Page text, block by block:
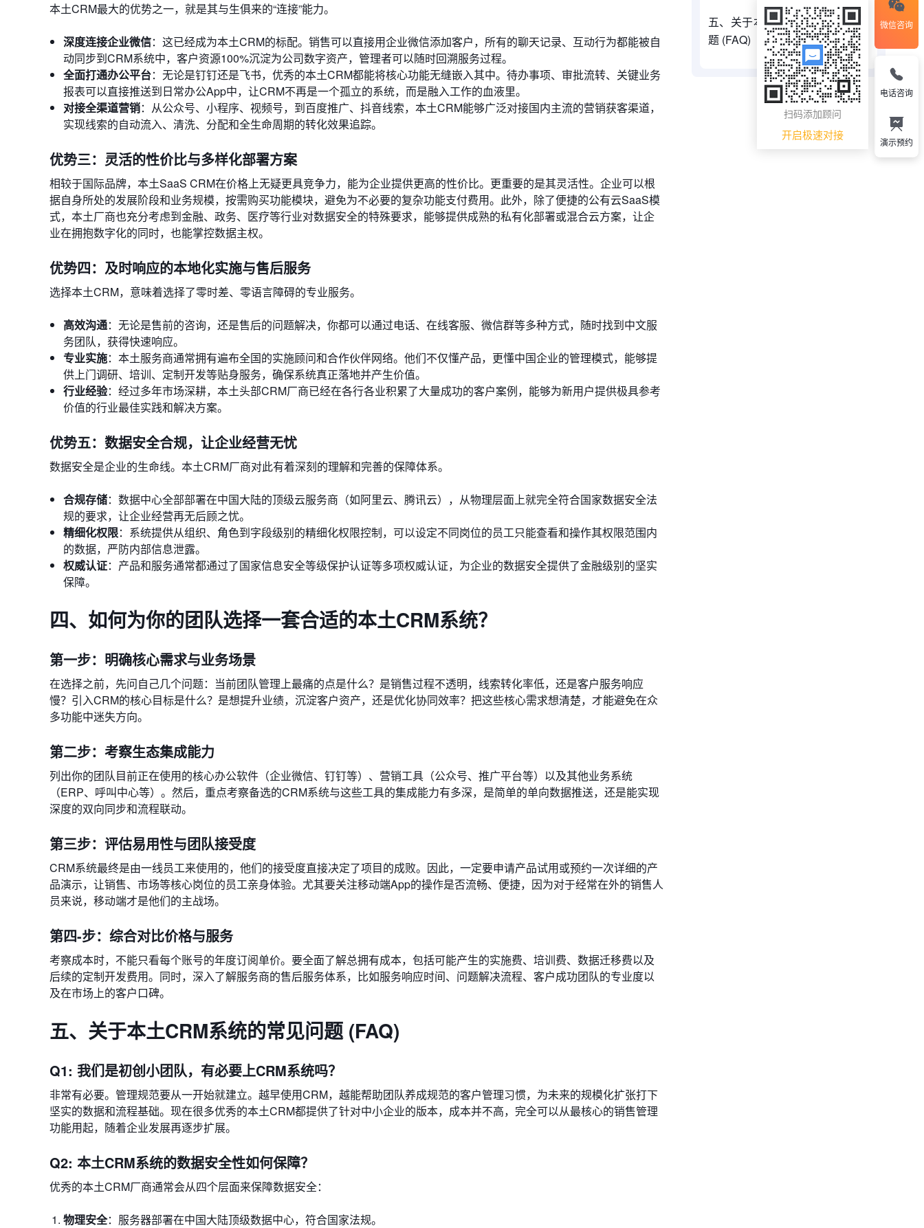
本土CRM最大的优势之一，就是其与生俱来的“连接”能力。
深度连接企业微信：这已经成为本土CRM的标配。销售可以直接用企业微信添加客户，所有的聊天记录、互动行为都能被自
动同步到CRM系统中，客户资源100%沉淀为公司数字资产，管理者可以随时回溯服务过程。
全面打通办公平台：无论是钉钉还是飞书，优秀的本土CRM都能将核心功能无缝嵌入其中。待办事项、审批流转、关键业务
报表可以直接推送到日常办公App中，让CRM不再是一个孤立的系统，而是融入工作的血液里。
对接全渠道营销：从公众号、小程序、视频号，到百度推广、抖音线索，本土CRM能够广泛对接国内主流的营销获客渠道，
实现线索的自动流入、清洗、分配和全生命周期的转化效果追踪。
优势三：灵活的性价比与多样化部署方案
相较于国际品牌，本土SaaS CRM在价格上无疑更具竞争力，能为企业提供更高的性价比。更重要的是其灵活性。企业可以根
据自身所处的发展阶段和业务规模，按需购买功能模块，避免为不必要的复杂功能支付费用。此外，除了便捷的公有云SaaS模
式，本土厂商也充分考虑到金融、政务、医疗等行业对数据安全的特殊要求，能够提供成熟的私有化部署或混合云方案，让企
业在拥抱数字化的同时，也能掌控数据主权。
优势四：及时响应的本地化实施与售后服务
选择本土CRM，意味着选择了零时差、零语言障碍的专业服务。
高效沟通：无论是售前的咨询，还是售后的问题解决，你都可以通过电话、在线客服、微信群等多种方式，随时找到中文服
务团队，获得快速响应。
专业实施：本土服务商通常拥有遍布全国的实施顾问和合作伙伴网络。他们不仅懂产品，更懂中国企业的管理模式，能够提
供上门调研、培训、定制开发等贴身服务，确保系统真正落地并产生价值。
行业经验：经过多年市场深耕，本土头部CRM厂商已经在各行各业积累了大量成功的客户案例，能够为新用户提供极具参考
价值的行业最佳实践和解决方案。
优势五：数据安全合规，让企业经营无忧
数据安全是企业的生命线。本土CRM厂商对此有着深刻的理解和完善的保障体系。
合规存储：数据中心全部部署在中国大陆的顶级云服务商（如阿里云、腾讯云），从物理层面上就完全符合国家数据安全法
规的要求，让企业经营再无后顾之忧。
精细化权限：系统提供从组织、角色到字段级别的精细化权限控制，可以设定不同岗位的员工只能查看和操作其权限范围内
的数据，严防内部信息泄露。
权威认证：产品和服务通常都通过了国家信息安全等级保护认证等多项权威认证，为企业的数据安全提供了金融级别的坚实
保障。
四、如何为你的团队选择一套合适的本土CRM系统？
第一步：明确核心需求与业务场景
在选择之前，先问自己几个问题：当前团队管理上最痛的点是什么？是销售过程不透明，线索转化率低，还是客户服务响应
慢？引入CRM的核心目标是什么？是想提升业绩，沉淀客户资产，还是优化协同效率？把这些核心需求想清楚，才能避免在众
多功能中迷失方向。
第二步：考察生态集成能力
列出你的团队目前正在使用的核心办公软件（企业微信、钉钉等）、营销工具（公众号、推广平台等）以及其他业务系统
（ERP、呼叫中心等）。然后，重点考察备选的CRM系统与这些工具的集成能力有多深，是简单的单向数据推送，还是能实现
深度的双向同步和流程联动。
第三步：评估易用性与团队接受度
CRM系统最终是由一线员工来使用的，他们的接受度直接决定了项目的成败。因此，一定要申请产品试用或预约一次详细的产
品演示，让销售、市场等核心岗位的员工亲身体验。尤其要关注移动端App的操作是否流畅、便捷，因为对于经常在外的销售人
员来说，移动端才是他们的主战场。
第四-步：综合对比价格与服务
考察成本时，不能只看每个账号的年度订阅单价。要全面了解总拥有成本，包括可能产生的实施费、培训费、数据迁移费以及
后续的定制开发费用。同时，深入了解服务商的售后服务体系，比如服务响应时间、问题解决流程、客户成功团队的专业度以
及在市场上的客户口碑。
五、关于本土CRM系统的常见问题 (FAQ)
Q1: 我们是初创小团队，有必要上CRM系统吗？
非常有必要。管理规范要从一开始就建立。越早使用CRM，越能帮助团队养成规范的客户管理习惯，为未来的规模化扩张打下
坚实的数据和流程基础。现在很多优秀的本土CRM都提供了针对中小企业的版本，成本并不高，完全可以从最核心的销售管理
功能用起，随着企业发展再逐步扩展。
Q2: 本土CRM系统的数据安全性如何保障？
优秀的本土CRM厂商通常会从四个层面来保障数据安全：
物理安全：服务器部署在中国大陆顶级数据中心，符合国家法规。
五、关于本土CRM系统的常见问
题 (FAQ)
微信咨询
扫码添加顾问
开启极速对接
电话咨询
演示预约